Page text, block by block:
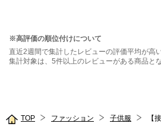
※高評価の順位付けについて
直近2週間で集計したレビューの評価平均が高
集計対象は、5件以上のレビューがある商品と
TOP ファッション 子供服 【